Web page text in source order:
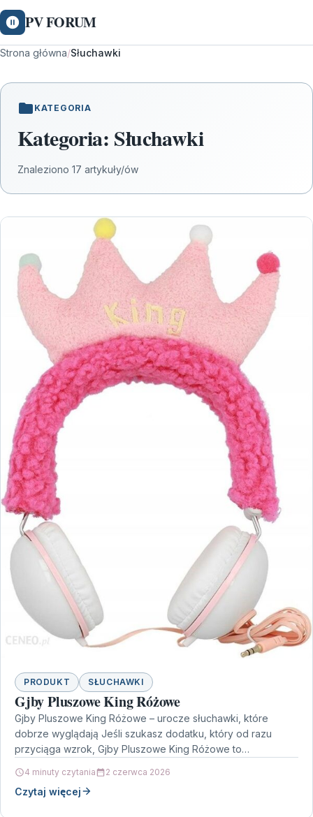
PV FORUM
Strona główna/Słuchawki
KATEGORIA
Kategoria: Słuchawki
Znaleziono 17 artykuły/ów
PRODUKT SŁUCHAWKI
Gjby Pluszowe King Różowe
Gjby Pluszowe King Różowe – urocze słuchawki, które
dobrze wyglądają Jeśli szukasz dodatku, który od razu
przyciąga wzrok, Gjby Pluszowe King Różowe to
4 minuty czytania 2 czerwca 2026
Czytaj więcej